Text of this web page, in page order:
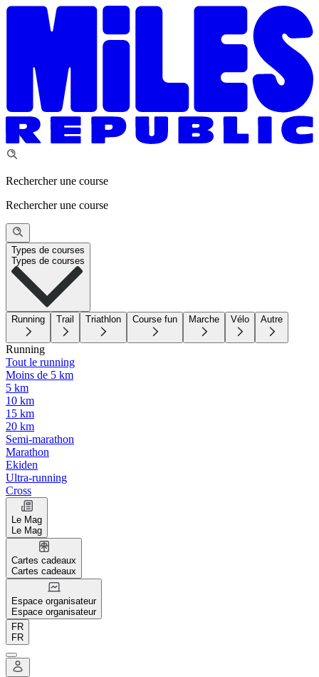
Rechercher une course
Rechercher une course
Types de courses
Types de courses
Running Trail Triathlon Course fun Marche Vélo Autre
Running
Tout le running
Moins de 5 km
5 km
10 km
15 km
20 km
Semi-marathon
Marathon
Ekiden
Ultra-running
Cross
Le Mag
Le Mag
Cartes cadeaux
Cartes cadeaux
Espace organisateur
Espace organisateur
FR
FR